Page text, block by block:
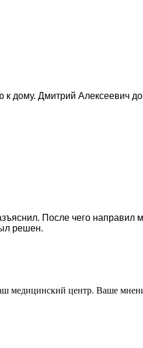
дому. Дмитрий Алексеевич
После чего
решен.
медицинский центр. Ваше